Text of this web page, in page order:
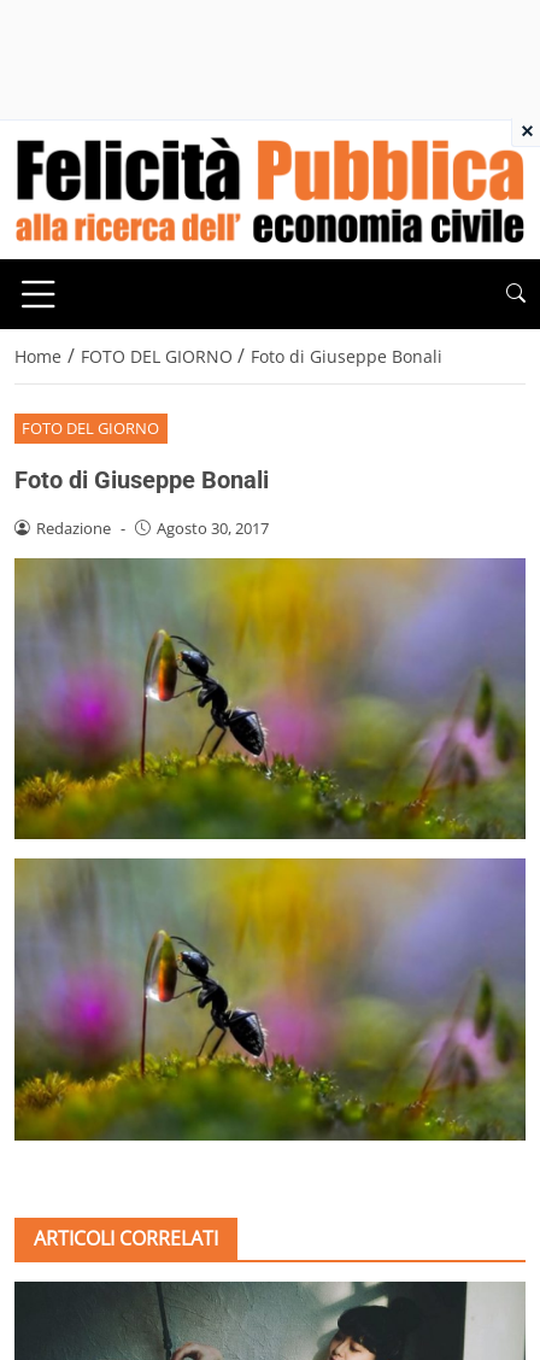
Home / FOTO DEL GIORNO / Foto di Giuseppe Bonali
FOTO DEL GIORNO
Foto di Giuseppe Bonali
Redazione - Agosto 30, 2017
ARTICOLI CORRELATI
×